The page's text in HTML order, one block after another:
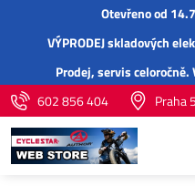
Otevřeno od
VÝPRODEJ skladových
Prodej,servisceloročně.
602 856 404
Praha